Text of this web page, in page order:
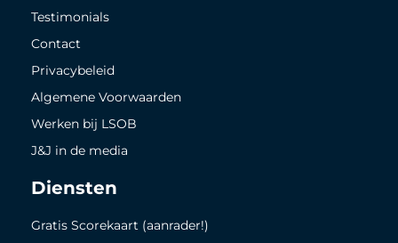
Testimonials
Contact
Privacybeleid
Algemene Voorwaarden
Werken bij LSOB
J&J in de media
Diensten
Gratis Scorekaart (aanrader!)